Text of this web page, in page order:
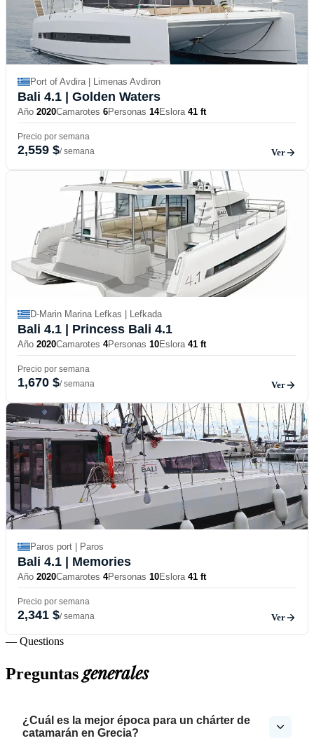
Port of Avdira | Limenas Avdiron
Bali 4.1 | Golden Waters
Año 2020Camarotes 6Personas 14Eslora 41 ft
Precio por semana
2,559 $/ semana Ver
D-Marin Marina Lefkas | Lefkada
Bali 4.1 | Princess Bali 4.1
Año 2020Camarotes 4Personas 10Eslora 41 ft
Precio por semana
1,670 $/ semana Ver
Paros port | Paros
Bali 4.1 | Memories
Año 2020Camarotes 4Personas 10Eslora 41 ft
Precio por semana
2,341 $/ semana Ver
— Questions
Preguntasgenerales
¿Cuál es la mejor época para un chárter de
catamarán en Grecia?